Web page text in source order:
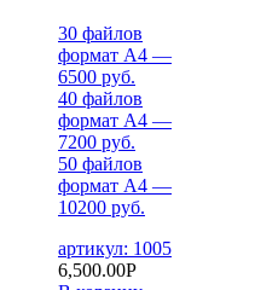
30 файлов
формат А4 —
6500 руб.
40 файлов
формат А4 —
7200 руб.
50 файлов
формат А4 —
10200 руб.
артикул: 1005
6,500.00Р